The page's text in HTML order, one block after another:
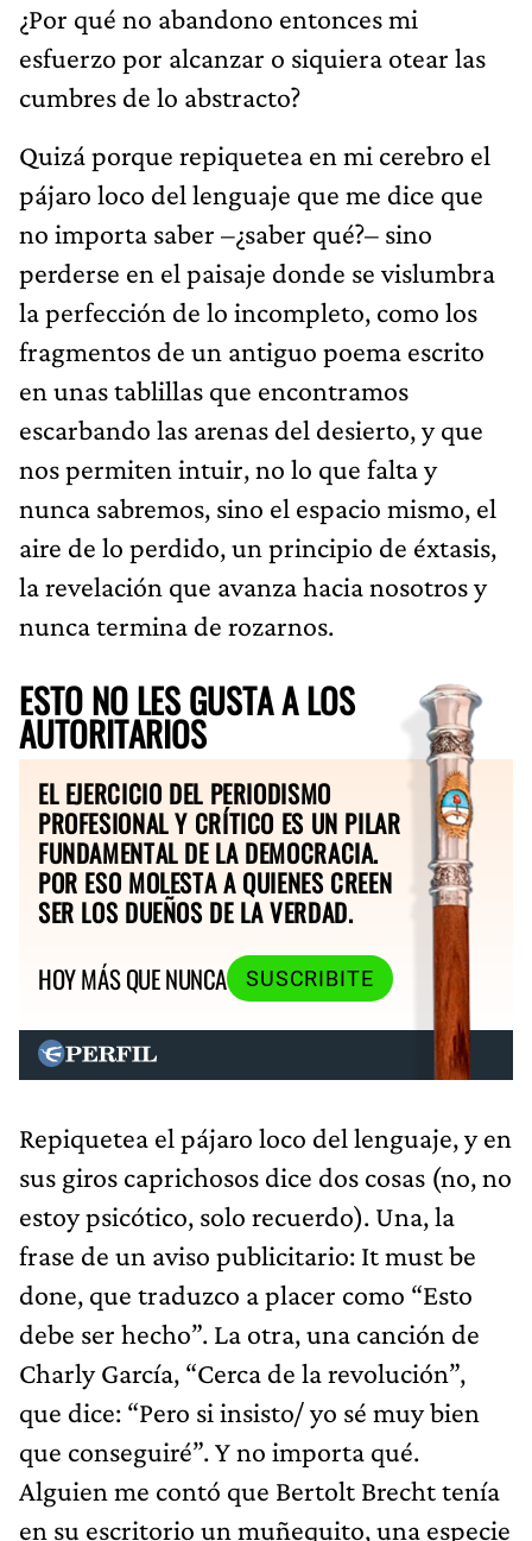
¿Por qué no abandono entonces mi
esfuerzo por alcanzar o siquiera otear las
cumbres de lo abstracto?
Quizá porque repiquetea en mi cerebro el
pájaro loco del lenguaje que me dice que
no importa saber –¿saber qué?– sino
perderse en el paisaje donde se vislumbra
la perfección de lo incompleto, como los
fragmentos de un antiguo poema escrito
en unas tablillas que encontramos
escarbando las arenas del desierto, y que
nos permiten intuir, no lo que falta y
nunca sabremos, sino el espacio mismo, el
aire de lo perdido, un principio de éxtasis,
la revelación que avanza hacia nosotros y
nunca termina de rozarnos.
ESTO NO LES GUSTA A LOS
AUTORITARIOS
EL EJERCICIO DEL PERIODISMO
PROFESIONAL Y CRÍTICO ES UN PILAR
FUNDAMENTAL DE LA DEMOCRACIA.
POR ESO MOLESTA A QUIENES CREEN
SER LOS DUEÑOS DE LA VERDAD.
HOY MÁS QUE NUNCA
SUSCRIBITE
Repiquetea el pájaro loco del lenguaje, y en
sus giros caprichosos dice dos cosas (no, no
estoy psicótico, solo recuerdo). Una, la
frase de un aviso publicitario: It must be
done, que traduzco a placer como “Esto
debe ser hecho”. La otra, una canción de
Charly García, “Cerca de la revolución”,
que dice: “Pero si insisto/ yo sé muy bien
que conseguiré”. Y no importa qué.
Alguien me contó que Bertolt Brecht tenía
en su escritorio un muñequito, una especie